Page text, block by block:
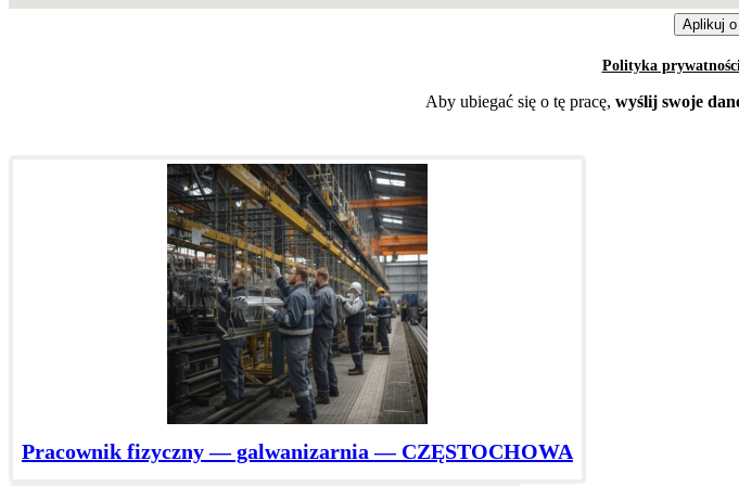
Polityka
Aby ubiegać się o tę pracę, wyślij swoje
Pracownik fizyczny — galwanizarnia — CZĘSTOCHOWA